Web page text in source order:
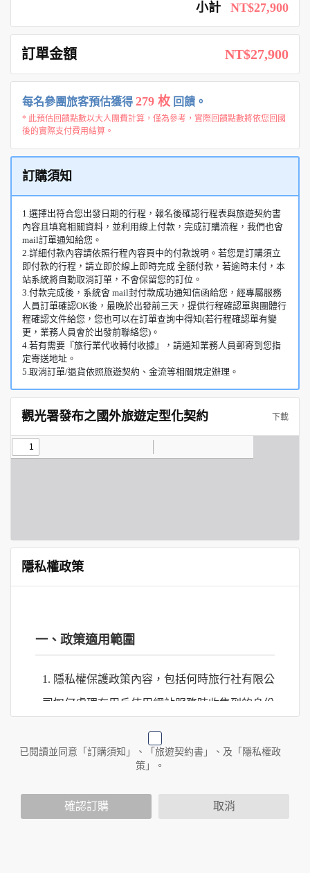
小計 NT$27,900
訂單金額 NT$27,900
每名參團旅客預估獲得 279 枚 回饋。
* 此預估回饋點數以大人團費計算，僅為參考，實際回饋點數將依您回國
後的實際支付費用結算。
訂購須知
1.選擇出符合您出發日期的行程，報名後確認行程表與旅遊契約書
內容且填寫相關資料，並利用線上付款，完成訂購流程，我們也會
mail訂單通知給您。
2.詳細付款內容請依照行程內容頁中的付款說明。若您是訂購須立
即付款的行程，請立即於線上即時完成 全額付款，若逾時未付，本
站系統將自動取消訂單，不會保留您的訂位。
3.付款完成後，系統會 mail封付款成功通知信函給您，經專屬服務
人員訂單確認OK後，最晚於出發前三天，提供行程確認單與團體行
程確認文件給您，您也可以在訂單查詢中得知(若行程確認單有變
更，業務人員會於出發前聯絡您)。
4.若有需要『旅行業代收轉付收據』，請通知業務人員郵寄到您指
定寄送地址。
5.取消訂單/退貨依照旅遊契約、金流等相關規定辦理。
觀光署發布之國外旅遊定型化契約 下載
隱私權政策
一、政策適用範圍
1. 隱私權保護政策內容，包括何時旅行社有限公
司如何處理在用戶使用網站服務時收集到的身份
份識別資料。
以外的公司 or 網站群，與非何時旅行社有限公
已閱讀並同意「訂購須知」、「旅遊契約書」、及「隱私權政
策」。
確認訂購 取消